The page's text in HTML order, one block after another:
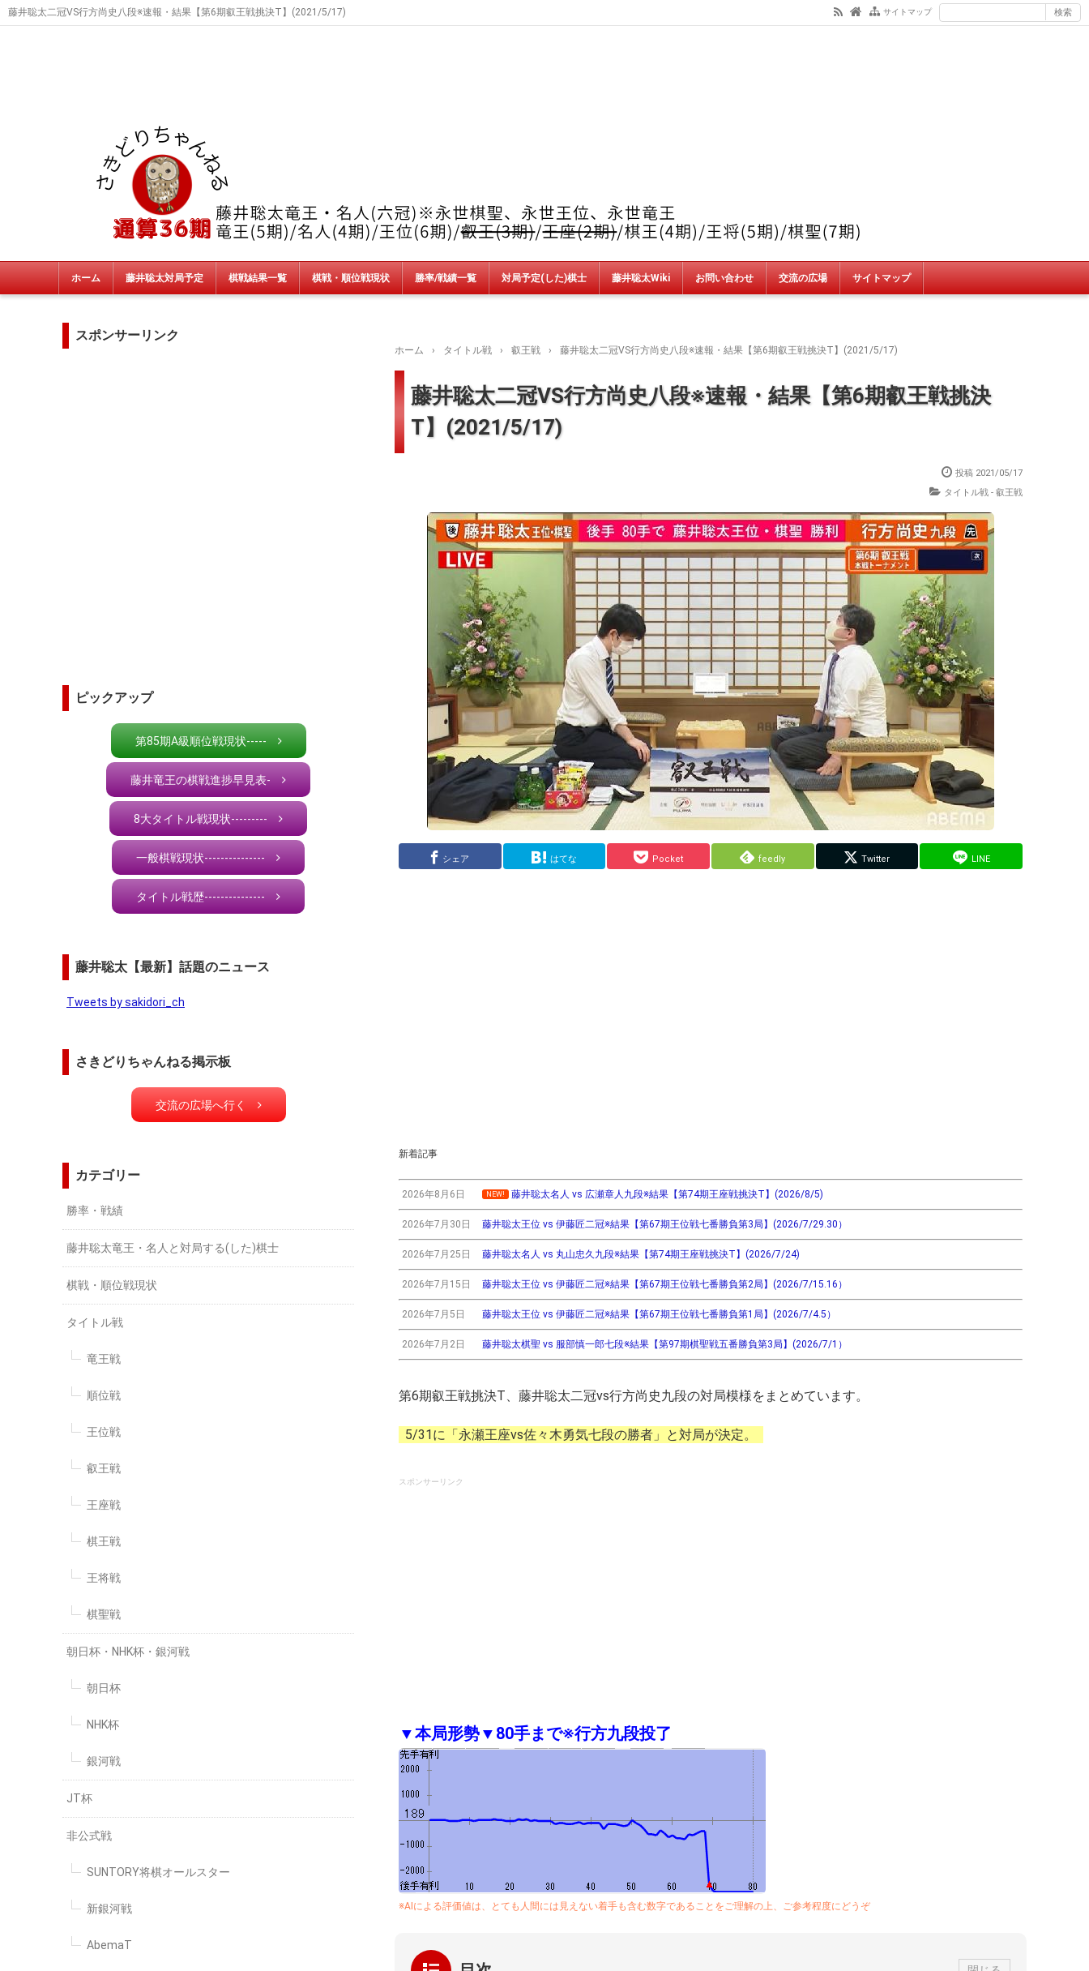
藤井聡太二冠VS行方尚史八段※速報・結果【第6期叡王戦挑決T】(2021/5/17) サイトマップ
ホーム 藤井聡太対局予定 棋戦結果一覧 棋戦・順位戦現状 勝率/戦績一覧 対局予定(した)棋士 藤井聡太Wiki お問い合わせ 交流の広場 サイトマップ
ホーム › タイトル戦 › 叡王戦 › 藤井聡太二冠VS行方尚史八段※速報・結果【第6期叡王戦挑決T】(2021/5/17)
藤井聡太二冠VS行方尚史八段※速報・結果【第6期叡王戦挑決
T】(2021/5/17)
投稿 2021/05/17
タイトル戦 - 叡王戦
シェア はてな Pocket feedly Twitter LINE
新着記事
2026年8月6日 NEW! 藤井聡太名人 vs 広瀬章人九段※結果【第74期王座戦挑決T】(2026/8/5)
2026年7月30日 藤井聡太王位 vs 伊藤匠二冠※結果【第67期王位戦七番勝負第3局】(2026/7/29.30）
2026年7月25日 藤井聡太名人 vs 丸山忠久九段※結果【第74期王座戦挑決T】(2026/7/24)
2026年7月15日 藤井聡太王位 vs 伊藤匠二冠※結果【第67期王位戦七番勝負第2局】(2026/7/15.16）
2026年7月5日 藤井聡太王位 vs 伊藤匠二冠※結果【第67期王位戦七番勝負第1局】(2026/7/4.5）
2026年7月2日 藤井聡太棋聖 vs 服部慎一郎七段※結果【第97期棋聖戦五番勝負第3局】(2026/7/1）
第6期叡王戦挑決T、藤井聡太二冠vs行方尚史九段の対局模様をまとめています。
5/31に「永瀬王座vs佐々木勇気七段の勝者」と対局が決定。
スポンサーリンク
▼本局形勢▼80手まで※行方九段投了
※AIによる評価値は、とても人間には見えない着手も含む数字であることをご理解の上、ご参考程度にどうぞ
スポンサーリンク
ピックアップ
第85期A級順位戦現状-----
藤井竜王の棋戦進捗早見表-
8大タイトル戦現状---------
一般棋戦現状---------------
タイトル戦歴---------------
藤井聡太【最新】話題のニュース
Tweets by sakidori_ch
さきどりちゃんねる掲示板
交流の広場へ行く
カテゴリー
勝率・戦績
藤井聡太竜王・名人と対局する(した)棋士
棋戦・順位戦現状
タイトル戦
竜王戦
順位戦
王位戦
叡王戦
王座戦
棋王戦
王将戦
棋聖戦
朝日杯・NHK杯・銀河戦
朝日杯
NHK杯
銀河戦
JT杯
非公式戦
SUNTORY将棋オールスター
新銀河戦
AbemaT